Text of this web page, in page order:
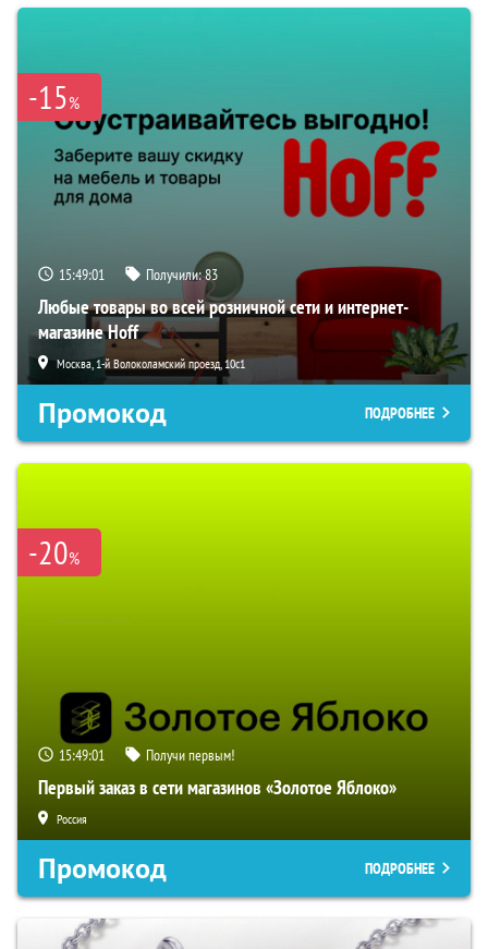
-15%
15:49:00 Получили:83
Любые товары во всей розничной сети и интернет-
магазине Hoff
Москва, 1-й Волоколамский проезд, 10с1
Промокод ПОДРОБНЕЕ
-20%
15:49:00 Получи первым!
Первый заказ в сети магазинов «Золотое Яблоко»
Россия
Промокод ПОДРОБНЕЕ